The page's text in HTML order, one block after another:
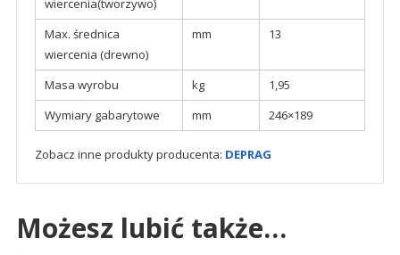
wiercenia(tworzywo)
Max. średnica
wiercenia (drewno)
mm 13
Masa wyrobu kg
1,95
Wymiary gabarytowe
mm 246×189
Zobacz inne produkty producenta: DEPRAG
Możesz lubić także…